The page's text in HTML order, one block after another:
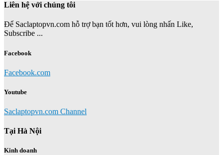
Liên hệ với chúng tôi
Để Saclaptopvn.com hỗ trợ bạn tốt hơn, vui lòng nhấn Like,
Subscribe ...
Facebook
Facebook.com
Youtube
Saclaptopvn.com Channel
Tại Hà Nội
Kinh doanh